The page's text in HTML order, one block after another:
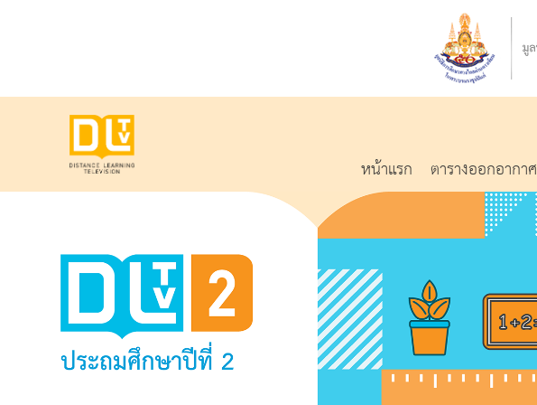
หน้าแรก ตารางออกอากาศ